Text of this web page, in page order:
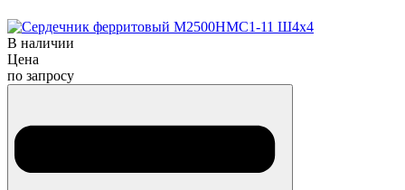
В наличии
Цена
по запросу